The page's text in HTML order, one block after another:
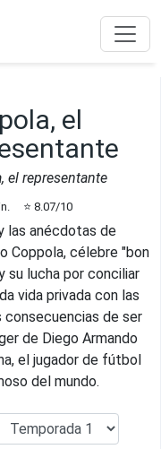
el
el representante
⭐ 8.07/10
las anécdotas de
Coppola, célebre "bon
su lucha por conciliar
vida privada con las
consecuencias de ser
de Diego Armando
el jugador de fútbol
del mundo.